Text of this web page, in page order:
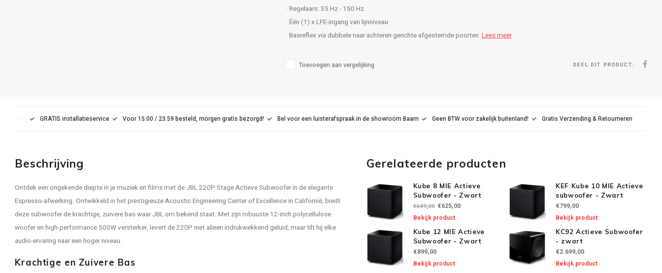
· Regelaars: 35 Hz - 150 Hz
· Één (1) x LFE-ingang van lijnniveau
· Basreflex via dubbele naar achteren gerichte afgestemde poorten Lees meer
Toevoegen aan vergelijking DEEL DIT PRODUCT:
GRATIS installatieservice Voor 15:00 / 23.59 besteld, morgen gratis bezorgd! Bel voor een luisterafspraak in de showroom Baarn Geen BTW voor zakelijk buitenland! Gratis Verzending & Retourneren
Beschrijving
Ontdek een ongekende diepte in je muziek en films met de JBL 220P Stage Actieve Subwoofer in de elegante
Espresso-afwerking. Ontwikkeld in het prestigieuze Acoustic Engineering Center of Excellence in Californië, biedt
deze subwoofer de krachtige, zuivere bas waar JBL om bekend staat. Met zijn robuuste 12-inch polycellulose
woofer en high-performance 500W versterker, levert de 220P niet alleen indrukwekkend geluid, maar tilt hij elke
audio-ervaring naar een hoger niveau.
Krachtige en Zuivere Bas
Gerelateerde producten
Kube 8 MIE Actieve
Subwoofer - Zwart
€649,00 €625,00
Bekijk product
KEF Kube 10 MIE Actieve
subwoofer - Zwart
€799,00
Bekijk product
Kube 12 MIE Actieve
Subwoofer - Zwart
€899,00
Bekijk product
KC92 Actieve Subwoofer
- zwart
€2.699,00
Bekijk product